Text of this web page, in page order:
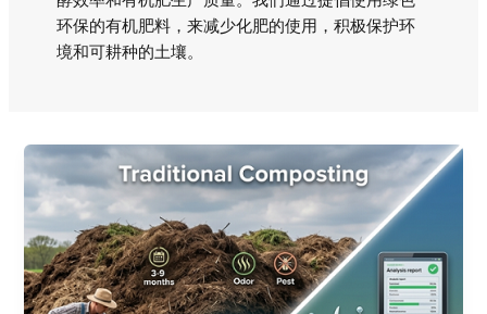
环保的有机肥料，来减少化肥的使用，积极保护环
境和可耕种的土壤。